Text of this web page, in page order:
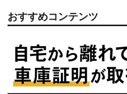
おすすめコンテンツ